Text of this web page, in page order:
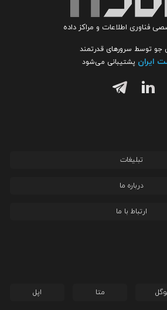
فناوری اطلاعات و مراکز داده
جو توسط سرورهای قدرتمند
ایران پشتیبانی می‌شود
تبلیغات
درباره ما
ارتباط با ما
متا اپل